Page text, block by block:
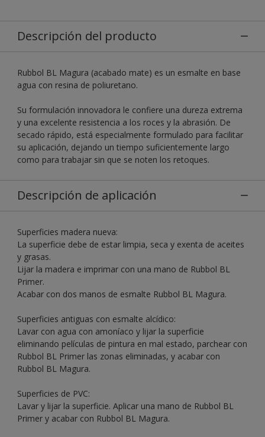
Descripción del producto
Rubbol BL Magura (acabado mate) es un esmalte en base
agua con resina de poliuretano.
Su formulación innovadora le confiere una dureza extrema
y una excelente resistencia a los roces y la abrasión. De
secado rápido, está especialmente formulado para facilitar
su aplicación, dejando un tiempo suficientemente largo
como para trabajar sin que se noten los retoques.
Descripción de aplicación
Superficies madera nueva:
La superficie debe de estar limpia, seca y exenta de aceites
y grasas.
Lijar la madera e imprimar con una mano de Rubbol BL
Primer.
Acabar con dos manos de esmalte Rubbol BL Magura.
Superficies antiguas con esmalte alcídico:
Lavar con agua con amoníaco y lijar la superficie
eliminando películas de pintura en mal estado, parchear con
Rubbol BL Primer las zonas eliminadas, y acabar con
Rubbol BL Magura.
Superficies de PVC:
Lavar y lijar la superficie. Aplicar una mano de Rubbol BL
Primer y acabar con Rubbol BL Magura.